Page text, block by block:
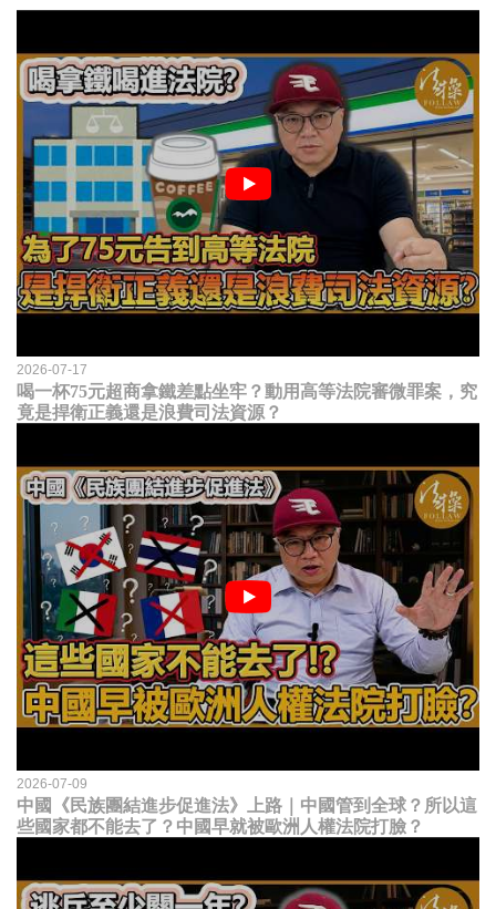
2026-07-17
喝一杯75元超商拿鐵差點坐牢？動用高等法院審微罪案，究
竟是捍衛正義還是浪費司法資源？
2026-07-09
中國《民族團結進步促進法》上路｜中國管到全球？所以這
些國家都不能去了？中國早就被歐洲人權法院打臉？